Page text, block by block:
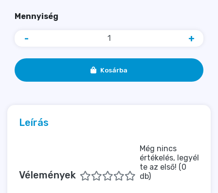
Mennyiség
- +
Kosárba
Leírás
Vélemények
Még nincs
értékelés, legyél
te az első! (0
db)